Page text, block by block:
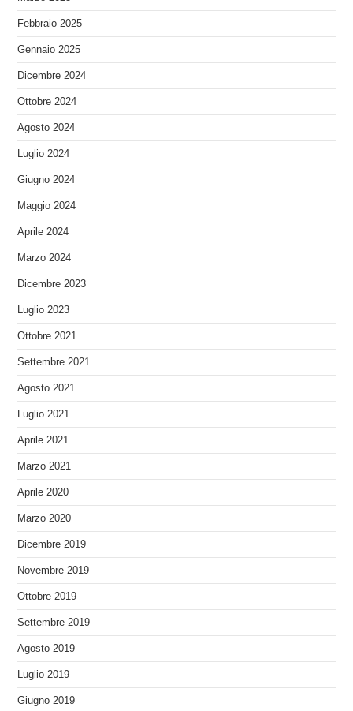
Febbraio 2025
Gennaio 2025
Dicembre 2024
Ottobre 2024
Agosto 2024
Luglio 2024
Giugno 2024
Maggio 2024
Aprile 2024
Marzo 2024
Dicembre 2023
Luglio 2023
Ottobre 2021
Settembre 2021
Agosto 2021
Luglio 2021
Aprile 2021
Marzo 2021
Aprile 2020
Marzo 2020
Dicembre 2019
Novembre 2019
Ottobre 2019
Settembre 2019
Agosto 2019
Luglio 2019
Giugno 2019